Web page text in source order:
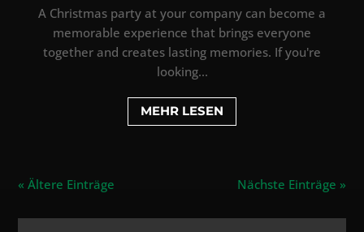
A Christmas party at your company can become a
memorable experience that brings everyone
together and creates lasting memories. If you're
looking...
MEHR LESEN
« Ältere Einträge Nächste Einträge »